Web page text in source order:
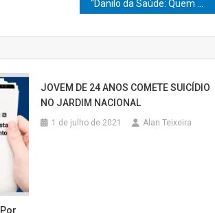
JOVEM DE 24 ANOS COMETE SUICÍDIO
NO JARDIM NACIONAL
1 de julho de 2021 Alan Teixeira